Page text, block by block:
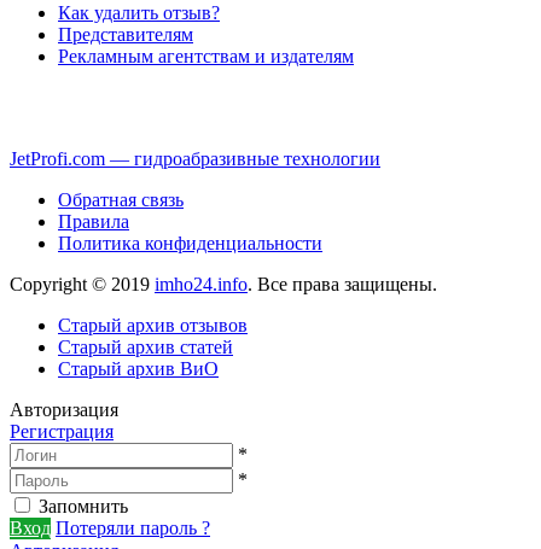
Как удалить отзыв?
Представителям
Рекламным агентствам и издателям
JetProfi.com — гидроабразивные технологии
Обратная связь
Правила
Политика конфиденциальности
Copyright © 2019 imho24.info. Все права защищены.
Старый архив отзывов
Старый архив статей
Старый архив ВиО
Авторизация
Регистрация
*
*
Запомнить
Вход Потеряли пароль ?